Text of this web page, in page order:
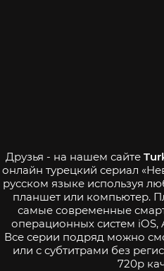
Друзья - на нашем сайте
онлайн турецкий сериал
русском языке используя
планшет или компьютер.
самые современные
операционных систем
Все серии подряд можно
или с субтитрами без
720p